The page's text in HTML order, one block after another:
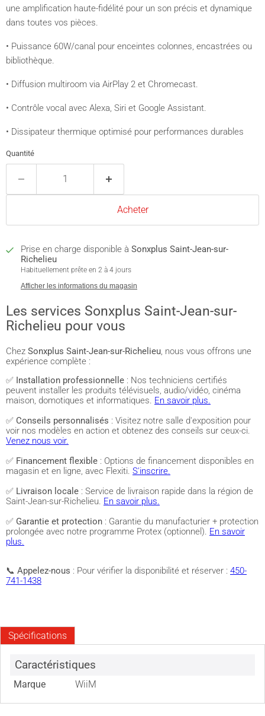
une amplification haute-fidélité pour un son précis et dynamique
dans toutes vos pièces.
• Puissance 60W/canal pour enceintes colonnes, encastrées ou
bibliothèque.
• Diffusion multiroom via AirPlay 2 et Chromecast.
• Contrôle vocal avec Alexa, Siri et Google Assistant.
• Dissipateur thermique optimisé pour performances durables
Quantité
Acheter
Prise en charge disponible à Sonxplus Saint-Jean-sur-
Richelieu
Habituellement prête en 2 à 4 jours
Afficher les informations du magasin
Les services Sonxplus Saint-Jean-sur-
Richelieu pour vous
Chez Sonxplus Saint-Jean-sur-Richelieu, nous vous offrons une
expérience complète :
✅ Installation professionnelle : Nos techniciens certifiés
peuvent installer les produits télévisuels, audio/vidéo, cinéma
maison, domotiques et informatiques. En savoir plus.
✅ Conseils personnalisés : Visitez notre salle d'exposition pour
voir nos modèles en action et obtenez des conseils sur ceux-ci.
Venez nous voir.
✅ Financement flexible : Options de financement disponibles en
magasin et en ligne, avec Flexiti. S'inscrire.
✅ Livraison locale : Service de livraison rapide dans la région de
Saint-Jean-sur-Richelieu. En savoir plus.
✅ Garantie et protection : Garantie du manufacturier + protection
prolongée avec notre programme Protex (optionnel). En savoir
plus.
📞 Appelez-nous : Pour vérifier la disponibilité et réserver : 450-
741-1438
Spécifications
Caractéristiques
Marque WiiM